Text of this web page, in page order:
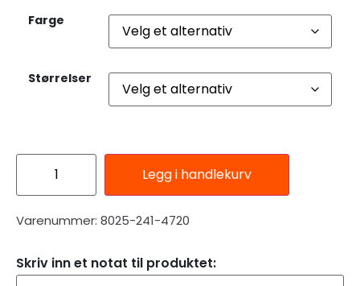
Farge
Størrelser
Legg i handlekurv
Varenummer: 8025-241-4720
Skriv inn et notat til produktet: